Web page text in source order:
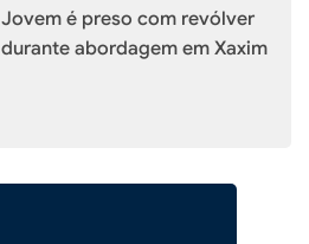
Jovem é preso com revólver
durante abordagem em Xaxim